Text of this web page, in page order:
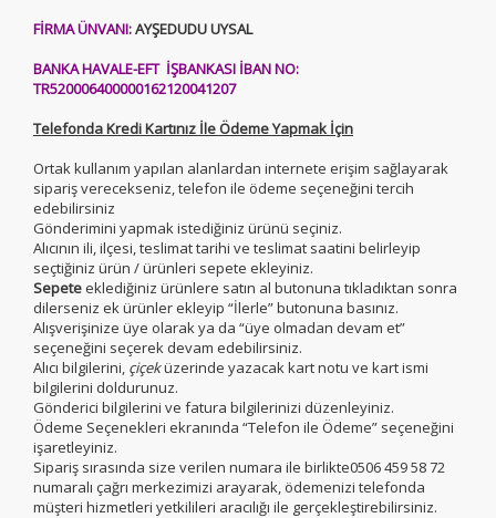
FİRMA ÜNVANI:AYŞEDUDU UYSAL
BANKA HAVALE-EFT İŞBANKASI İBAN NO:
TR520006400000162120041207
Telefonda Kredi Kartınız İle Ödeme Yapmak İçin
Ortak kullanım yapılan alanlardan internete erişim sağlayarak
sipariş verecekseniz, telefon ile ödeme seçeneğini tercih
edebilirsiniz
Gönderimini yapmak istediğiniz ürünü seçiniz.
Alıcının ili, ilçesi, teslimat tarihi ve teslimat saatini belirleyip
seçtiğiniz ürün / ürünleri sepete ekleyiniz.
Sepeteeklediğiniz ürünlere satın al butonuna tıkladıktan sonra
dilerseniz ek ürünler ekleyip “İlerle” butonuna basınız.
Alışverişinize üye olarak ya da “üye olmadan devam et”
seçeneğini seçerek devam edebilirsiniz.
Alıcı bilgilerini, çiçeküzerinde yazacak kart notu ve kart ismi
bilgilerini doldurunuz.
Gönderici bilgilerini ve fatura bilgilerinizi düzenleyiniz.
Ödeme Seçenekleri ekranında “Telefon ile Ödeme” seçeneğini
işaretleyiniz.
Sipariş sırasında size verilen numara ile birlikte0506 459 58 72
numaralı çağrı merkezimizi arayarak, ödemenizi telefonda
müşteri hizmetleri yetkilileri aracılığı ile gerçekleştirebilirsiniz.